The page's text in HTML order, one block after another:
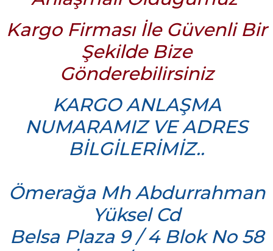
Kargo Firması İle Güvenli Bir
Şekilde Bize
Gönderebilirsiniz
KARGO ANLAŞMA
NUMARAMIZ VE ADRES
BİLGİLERİMİZ..
Ömerağa Mh Abdurrahman
Yüksel Cd
Belsa Plaza 9 / 4 Blok No 58